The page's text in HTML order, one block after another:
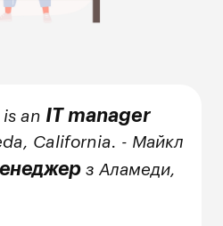
an IT manager
California. - Майкл
з Аламеди,